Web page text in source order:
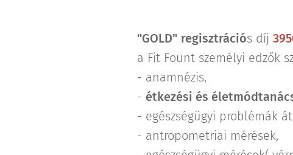
"GOLD" regisztrációs díj
a Fit Fount személyi edzők
- anamnézis,
- étkezési és
- egészségügyi problémák
- antropometriai mérések,